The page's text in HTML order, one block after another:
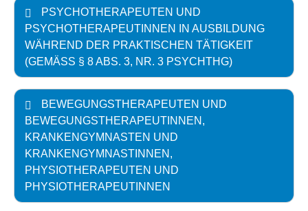
PSYCHOTHERAPEUTEN UND
PSYCHOTHERAPEUTINNEN IN AUSBILDUNG
WÄHREND DER PRAKTISCHEN TÄTIGKEIT
(GEMÄSS § 8 ABS. 3, NR. 3 PSYCHTHG)
BEWEGUNGSTHERAPEUTEN UND
BEWEGUNGSTHERAPEUTINNEN,
KRANKENGYMNASTEN UND
KRANKENGYMNASTINNEN,
PHYSIOTHERAPEUTEN UND
PHYSIOTHERAPEUTINNEN